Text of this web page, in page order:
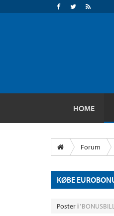
HOME
Forum
KØBE
Poster i '